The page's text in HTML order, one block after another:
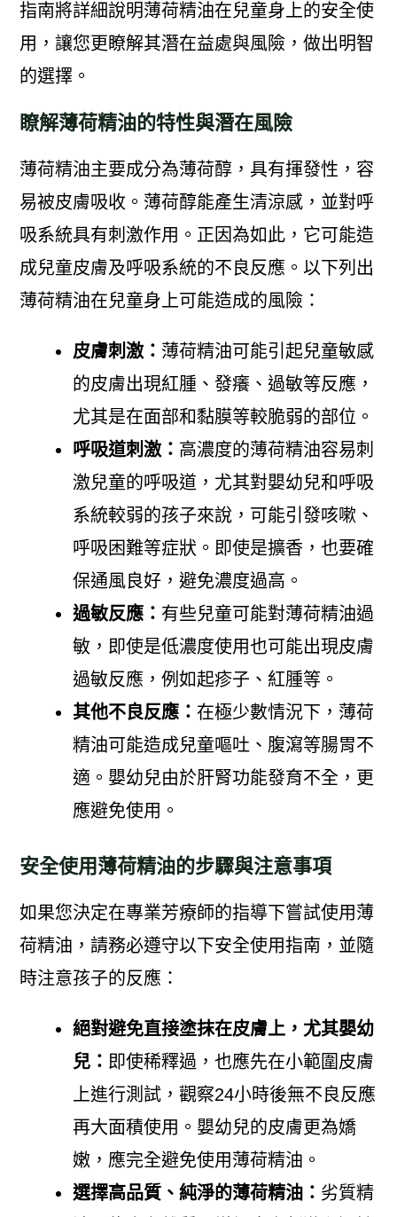
指南將詳細說明薄荷精油在兒童身上的安全使
用，讓您更瞭解其潛在益處與風險，做出明智
的選擇。
瞭解薄荷精油的特性與潛在風險
薄荷精油主要成分為薄荷醇，具有揮發性，容
易被皮膚吸收。薄荷醇能產生清涼感，並對呼
吸系統具有刺激作用。正因為如此，它可能造
成兒童皮膚及呼吸系統的不良反應。以下列出
薄荷精油在兒童身上可能造成的風險：
皮膚刺激： 薄荷精油可能引起兒童敏感
的皮膚出現紅腫、發癢、過敏等反應，
尤其是在面部和黏膜等較脆弱的部位。
呼吸道刺激： 高濃度的薄荷精油容易刺
激兒童的呼吸道，尤其對嬰幼兒和呼吸
系統較弱的孩子來說，可能引發咳嗽、
呼吸困難等症狀。即使是擴香，也要確
保通風良好，避免濃度過高。
過敏反應： 有些兒童可能對薄荷精油過
敏，即使是低濃度使用也可能出現皮膚
過敏反應，例如起疹子、紅腫等。
其他不良反應： 在極少數情況下，薄荷
精油可能造成兒童嘔吐、腹瀉等腸胃不
適。嬰幼兒由於肝腎功能發育不全，更
應避免使用。
安全使用薄荷精油的步驟與注意事項
如果您決定在專業芳療師的指導下嘗試使用薄
荷精油，請務必遵守以下安全使用指南，並隨
時注意孩子的反應：
絕對避免直接塗抹在皮膚上，尤其嬰幼
兒： 即使稀釋過，也應先在小範圍皮膚
上進行測試，觀察24小時後無不良反應
再大面積使用。嬰幼兒的皮膚更為嬌
嫩，應完全避免使用薄荷精油。
選擇高品質、純淨的薄荷精油： 劣質精